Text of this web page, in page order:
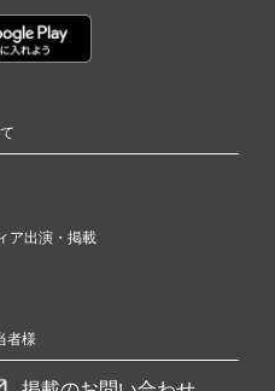
ア出演・掲載
者様